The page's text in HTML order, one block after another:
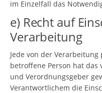
im Einzelfall das
e) Recht auf
Verarbeitung
Jede von der
betroffene Person hat das
und Verordnungsgeber
Verantwortlichem die